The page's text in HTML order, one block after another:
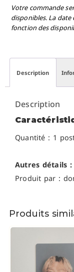
Votre commande
disponibles. La
fonction des
Description
Description
Quantité : 1
Autres détails :
Produit par :
Produits